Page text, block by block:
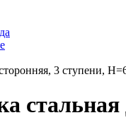
3 ступени,